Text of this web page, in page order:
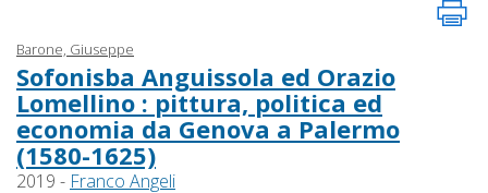
Barone, Giuseppe
Sofonisba Anguissola ed Orazio
Lomellino : pittura, politica ed
economia da Genova a Palermo
(1580-1625)
2019 - Franco Angeli